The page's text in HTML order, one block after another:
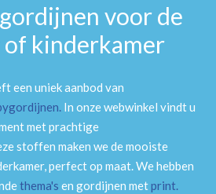
voor de
of kinderkamer
een uniek aanbod van
. In onze webwinkel vindt u
met prachtige
stoffen maken we de mooiste
perfect op maat. We hebben
thema's en gordijnen metprint.